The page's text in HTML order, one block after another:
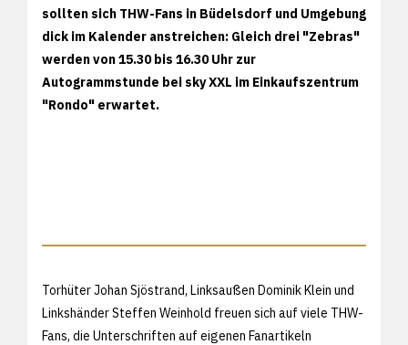
sollten sich THW-Fans in Büdelsdorf und Umgebung
dick im Kalender anstreichen: Gleich drei "Zebras"
werden von 15.30 bis 16.30 Uhr zur
Autogrammstunde bei sky XXL im Einkaufszentrum
"Rondo" erwartet.
Torhüter Johan Sjöstrand, Linksaußen Dominik Klein und
Linkshänder Steffen Weinhold freuen sich auf viele THW-
Fans, die Unterschriften auf eigenen Fanartikeln